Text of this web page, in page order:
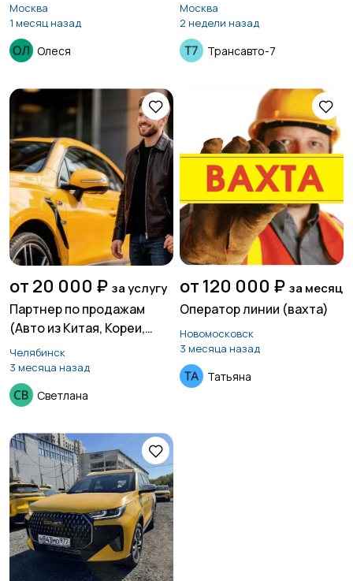
Москва
1 месяц назад
Олеся
Москва
2 недели назад
Трансавто-7
от 20 000 ₽ за услугу
Партнер по продажам
(Авто из Китая, Кореи,
Европы)
Челябинск
3 месяца назад
Светлана
от 120 000 ₽ за месяц
Оператор линии (вахта)
Новомосковск
3 месяца назад
Татьяна